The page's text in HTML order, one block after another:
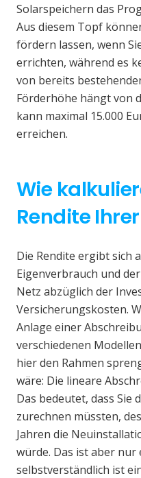
Solarspeichern das
Aus diesem Topf
fördern lassen, wenn
errichten, während es
von bereits
Förderhöhe hängt von
kann maximal 15.000
erreichen.
Wie
Rendite
Die Rendite ergibt sich
Eigenverbrauch und
Netz abzüglich der
Versicherungskosten.
Anlage einer
verschiedenen
hier den Rahmen
wäre: Die lineare
Das bedeutet, dass Sie
zurechnen müssten,
Jahren die
würde. Das ist aber nur
selbstverständlich ist